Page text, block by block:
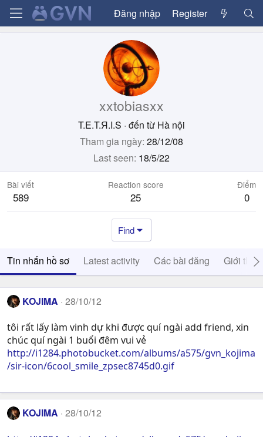
Đăng nhập Register
xxtobiasxx
T.E.T.Я.I.S · đến từ Hà nội
Tham gia ngày 28/12/08
Last seen 18/5/22
Bài viết
589
Reaction score
25
Điểm
0
Find
Tin nhắn hồ sơ Latest activity Các bài đăng Giới thiệu
KOJIMA 28/10/12
tôi rất lấy làm vinh dự khi được quí ngài add friend, xin
chúc quí ngài 1 buổi đêm vui vẻ
http://i1284.photobucket.com/albums/a575/gvn_kojima
/sir-icon/6cool_smile_zpsec8745d0.gif
KOJIMA 28/10/12